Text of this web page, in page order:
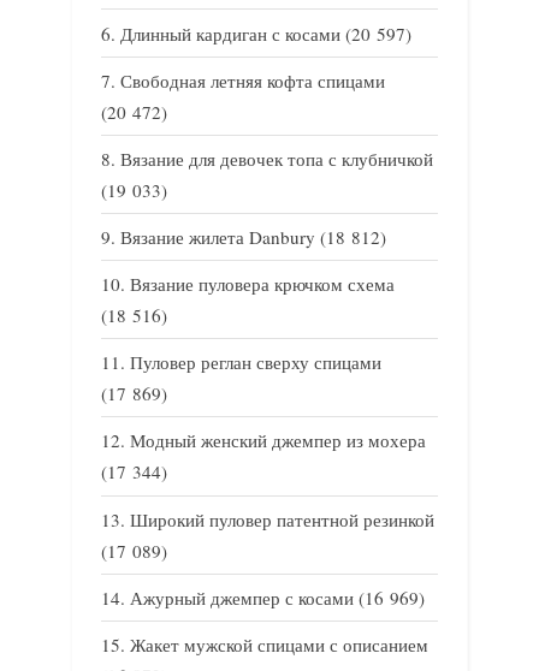
Длинный кардиган с косами (20 597)
Свободная летняя кофта спицами
(20 472)
Вязание для девочек топа с клубничкой
(19 033)
Вязание жилета Danbury (18 812)
Вязание пуловера крючком схема
(18 516)
Пуловер реглан сверху спицами
(17 869)
Модный женский джемпер из мохера
(17 344)
Широкий пуловер патентной резинкой
(17 089)
Ажурный джемпер с косами (16 969)
Жакет мужской спицами с описанием